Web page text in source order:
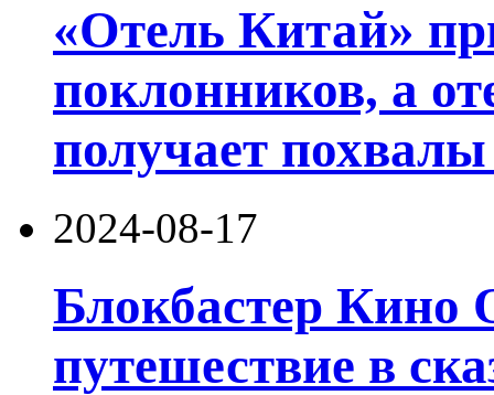
«Отель Китай»
поклонников, а
получает
2024-08-17
Блокбастер Кино
путешествие в